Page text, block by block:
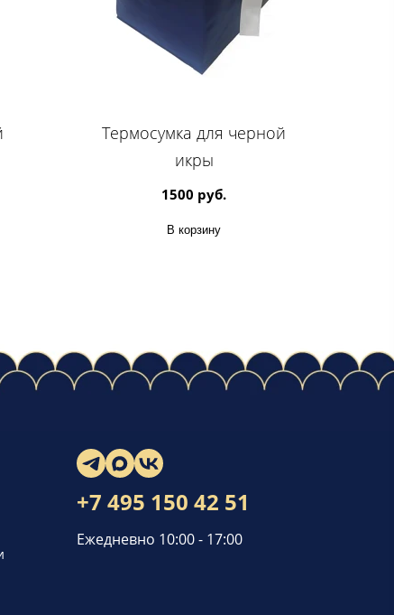
Термосумка для черной
икры
1500 руб.
В корзину
+7 495 150 42 51
Ежедневно 10:00 - 17:00